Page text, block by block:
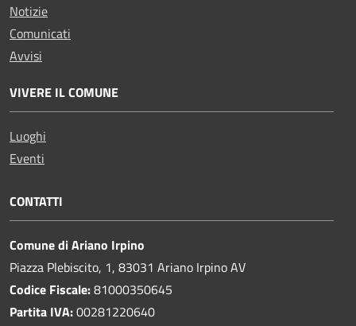
Notizie
Comunicati
Avvisi
VIVERE IL COMUNE
Luoghi
Eventi
CONTATTI
Comune di Ariano Irpino
Piazza Plebiscito, 1, 83031 Ariano Irpino AV
Codice Fiscale:81000350645
Partita IVA:00281220640